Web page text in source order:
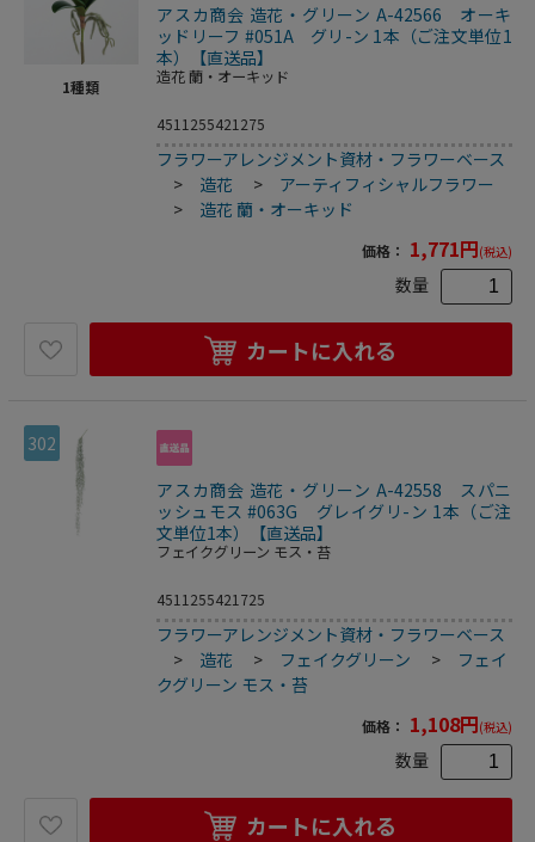
1種類
アスカ商会 造花・グリーン A-42566 オーキ
ッドリーフ #051A グリ-ン 1本（ご注文単位1
本）【直送品】
造花 蘭・オーキッド
4511255421275
フラワーアレンジメント資材・フラワーベース
> 造花 > アーティフィシャルフラワー
> 造花 蘭・オーキッド
価格： 1,771円(税込)
数量
カートに入れる
302
アスカ商会 造花・グリーン A-42558 スパニ
ッシュモス #063G グレイグリ-ン 1本（ご注
文単位1本）【直送品】
フェイクグリーン モス・苔
4511255421725
フラワーアレンジメント資材・フラワーベース
> 造花 > フェイクグリーン > フェイ
クグリーン モス・苔
価格： 1,108円(税込)
数量
カートに入れる